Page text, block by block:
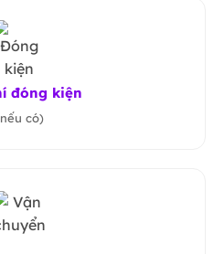
đóng kiện
có)